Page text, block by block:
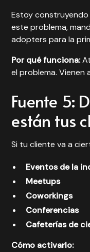
Estoy construyendo
este problema,
adopters para la
Por qué funciona:
el problema. Vienen
Fuente 5:
están tus
Si tu cliente va a
Eventos de la
Meetups
Coworkings
Conferencias
Cafeterías de
Cómo activarlo: